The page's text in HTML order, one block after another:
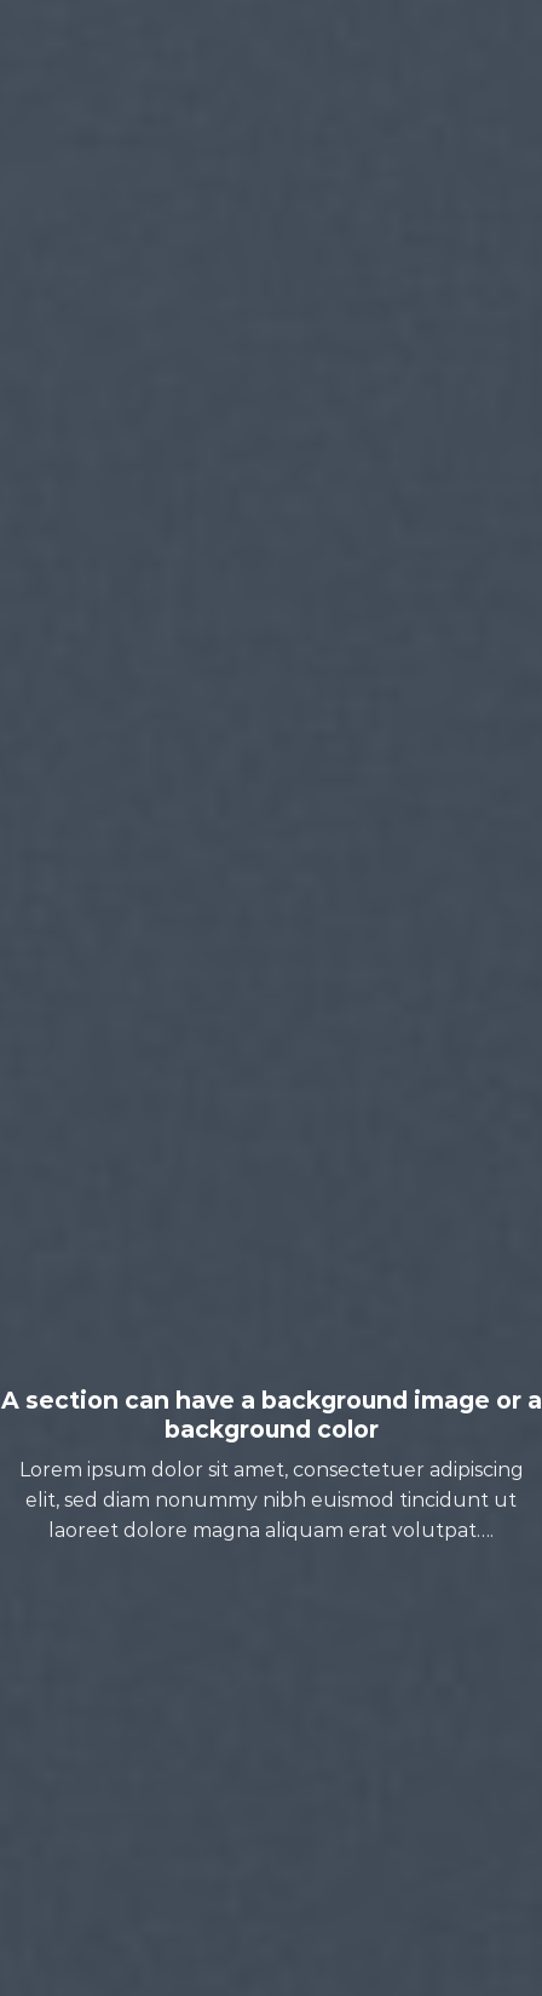
A section can have a background image or a
background color
Lorem ipsum dolor sit amet, consectetuer adipiscing
elit, sed diam nonummy nibh euismod tincidunt ut
laoreet dolore magna aliquam erat volutpat….